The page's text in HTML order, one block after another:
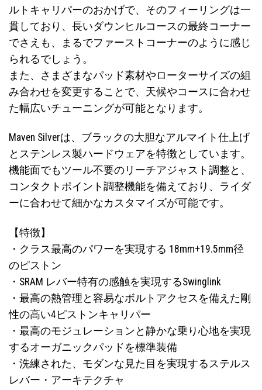
ルトキャリパーのおかげで、そのフィーリングは一
貫しており、長いダウンヒルコースの最終コーナー
でさえも、まるでファーストコーナーのように感じ
られるでしょう。
また、さまざまなパッド素材やローターサイズの組
み合わせを変更することで、天候やコースに合わせ
た幅広いチューニングが可能となります。
Maven Silverは、ブラックの大胆なアルマイト仕上げ
とステンレス製ハードウェアを特徴としています。
機能面でもツール不要のリーチアジャスト調整と、
コンタクトポイント調整機能を備えており、ライダ
ーに合わせて細かなカスタマイズが可能です。
【特徴】
・クラス最高のパワーを実現する 18mm+19.5mm径
のピストン
・SRAM レバー特有の感触を実現するSwinglink
・最高の熱管理と容易なボルトアクセスを備えた剛
性の高い4ピストンキャリパー
・最高のモジュレーションと静かな乗り心地を実現
するオーガニックパッドを標準装備
・洗練された、モダンな見た目を実現するステルス
レバー・アーキテクチャ